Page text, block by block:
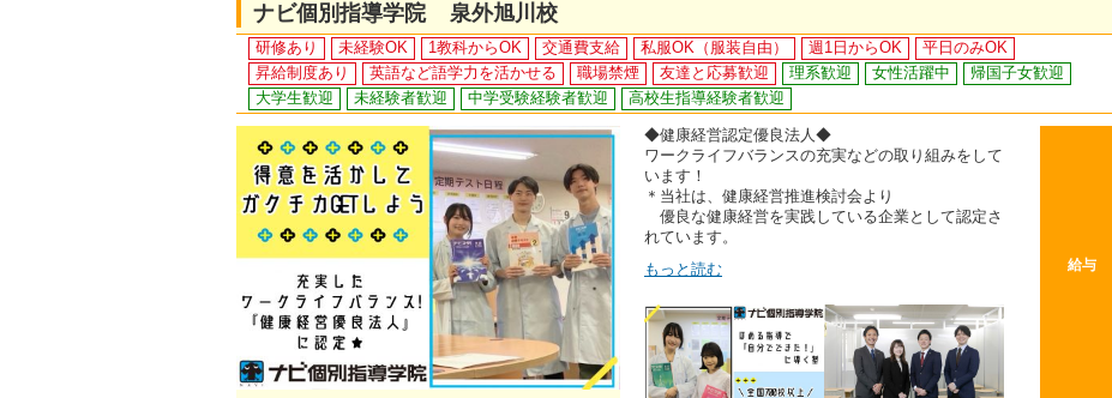
ナビ個別指導学院 泉外旭川校
研修あり 未経験OK 1教科からOK 交通費支給 私服OK（服装自由） 週1日からOK
平日のみOK
昇給制度あり
英語など語学力を活かせる 職場禁煙 友達と応募歓迎 理系歓迎 女性活躍中
帰国子女歓迎
大学生歓迎
未経験者歓迎 中学受験経験者歓迎 高校生指導経験者歓迎
◆健康経営認定優良法人◆
ワークライフバランスの充実などの取り組みをして
います！
＊当社は、健康経営推進検討会より
優良な健康経営を実践している企業として認定さ
れています。
もっと読む
給与